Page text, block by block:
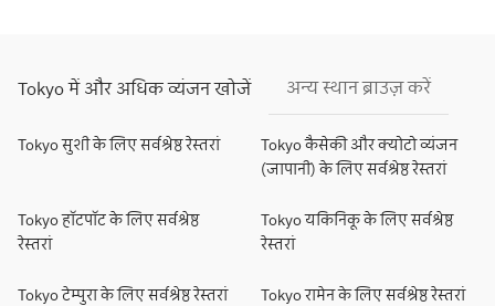
Tokyo में और अधिक व्यंजन खोजें अन्य स्थान ब्राउज़ करें
Tokyo सुशी के लिए सर्वश्रेष्ठ रेस्तरां
Tokyo कैसेकी और क्योटो व्यंजन
(जापानी) के लिए सर्वश्रेष्ठ रेस्तरां
Tokyo हॉटपॉट के लिए सर्वश्रेष्ठ
रेस्तरां
Tokyo यकिनिकू के लिए सर्वश्रेष्ठ
रेस्तरां
Tokyo टेम्पुरा के लिए सर्वश्रेष्ठ रेस्तरां Tokyo रामेन के लिए सर्वश्रेष्ठ रेस्तरां